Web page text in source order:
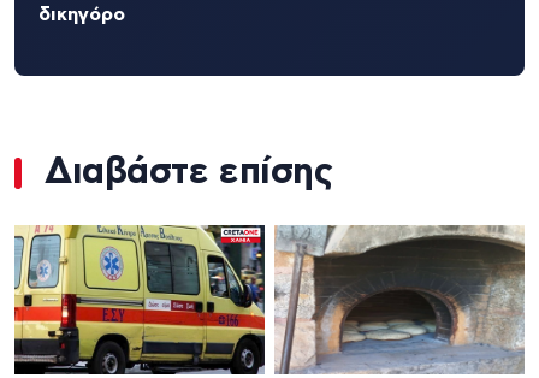
δικηγόρο
Διαβάστε επίσης